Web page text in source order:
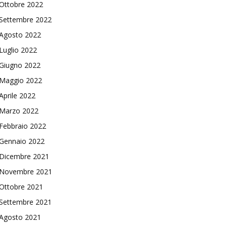
2022
2022
2022
2022
2022
2022
2022
2022
2022
2022
2021
2021
2021
2021
2021